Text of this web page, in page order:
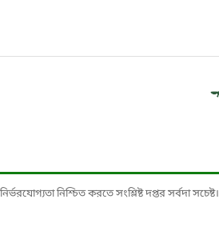
নিশ্চিত করতে সংশ্লিষ্ট দপ্তর সর্বদা সচেষ্ট।